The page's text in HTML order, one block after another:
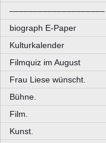
––––––––––––––––––––
biograph E-Paper
Kulturkalender
Filmquiz im August
Frau Liese wünscht.
Bühne.
Film.
Kunst.